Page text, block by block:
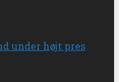
under højt pres